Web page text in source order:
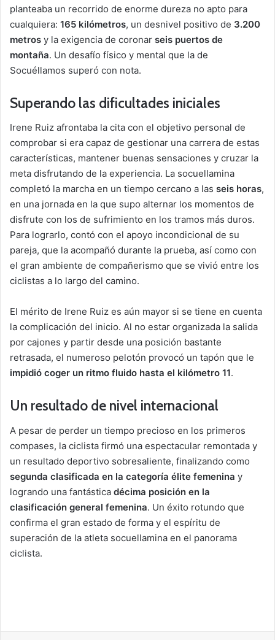
planteaba un recorrido de enorme dureza no apto para
cualquiera: 165 kilómetros, un desnivel positivo de 3.200
metros y la exigencia de coronar seis puertos de
montaña. Un desafío físico y mental que la de
Socuéllamos superó con nota.
Superando las dificultades iniciales
Irene Ruiz afrontaba la cita con el objetivo personal de
comprobar si era capaz de gestionar una carrera de estas
características, mantener buenas sensaciones y cruzar la
meta disfrutando de la experiencia. La socuellamina
completó la marcha en un tiempo cercano a las seis horas,
en una jornada en la que supo alternar los momentos de
disfrute con los de sufrimiento en los tramos más duros.
Para lograrlo, contó con el apoyo incondicional de su
pareja, que la acompañó durante la prueba, así como con
el gran ambiente de compañerismo que se vivió entre los
ciclistas a lo largo del camino.
El mérito de Irene Ruiz es aún mayor si se tiene en cuenta
la complicación del inicio. Al no estar organizada la salida
por cajones y partir desde una posición bastante
retrasada, el numeroso pelotón provocó un tapón que le
impidió coger un ritmo fluido hasta el kilómetro 11.
Un resultado de nivel internacional
A pesar de perder un tiempo precioso en los primeros
compases, la ciclista firmó una espectacular remontada y
un resultado deportivo sobresaliente, finalizando como
segunda clasificada en la categoría élite femenina y
logrando una fantástica décima posición en la
clasificación general femenina. Un éxito rotundo que
confirma el gran estado de forma y el espíritu de
superación de la atleta socuellamina en el panorama
ciclista.